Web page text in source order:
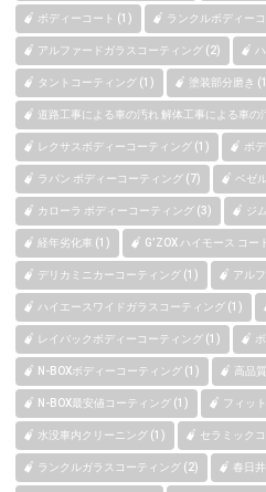
ボディーコート (1) ランクルボディー
アルファードガラスコーティング (2)
タントコーティング (1) 塗装部分磨き
道路工事による車の汚れ 解体工事による車
レクサスボディーコーティング (1) ボ
ラパン ボディーコーティング (7) ベゼ
カローラ ボディーコーティング (3) ジ
経年劣化車 (1) G’ZOX ハイモース コー
デリカミニカーコーティング (1) アル
ハイエースワイドガラスコーティング (1)
レイバックボディーコーティング (1)
N-BOXボディーコーティング (1) 高品
N-BOX最安値コーティング (1) フィッ
水没車内クリーニング (1) セラミック
ランクルガラスコーティング (2) 春日